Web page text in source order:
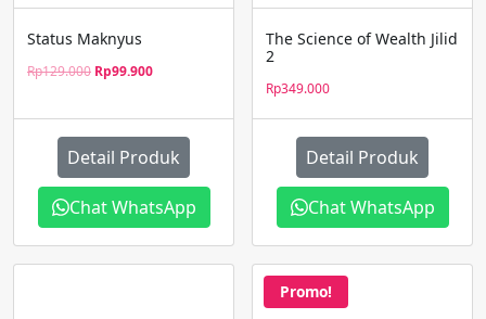
Status Maknyus
Rp129.000 Original
Rp99.900Current
Detail Produk
Chat WhatsApp
The Science of Wealth Jilid
2
Rp349.000
Detail Produk
Chat WhatsApp
Promo!